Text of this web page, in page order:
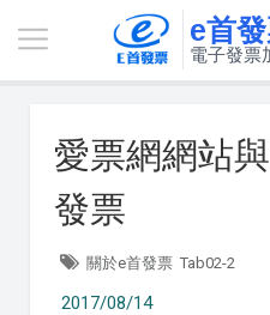
e首
電子發票
愛票網網站
發票
關於e首發票 Tab02-2
2017/08/14